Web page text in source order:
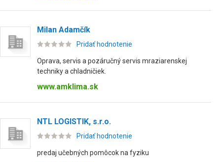
Milan Adamčík
Pridať hodnotenie
Oprava, servis a pozáručný servis mraziarenskej
techniky a chladničiek.
www.amklima.sk
NTL LOGISTIK, s.r.o.
Pridať hodnotenie
predaj učebných pomôcok na fyziku